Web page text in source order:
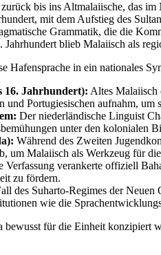
bis ins Altmalaiische, das
mit dem Aufstieg des
Grammatik, die die
blieb Malaiisch als
Hafensprache in ein nationales
16. Jahrhundert): Altes Malaiisch
und Portugiesischen aufnahm,
Der niederländische Linguist
unter den kolonialen
Während des Zweiten
um Malaiisch als Werkzeug für
Verfassung verankerte offiziell
zu fördern.
des Suharto-Regimes der
wie die
für die Einheit konzipiert